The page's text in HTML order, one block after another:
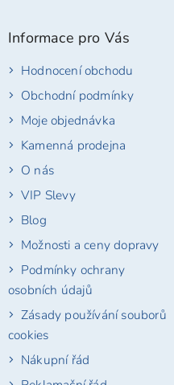
Informace pro Vás
Hodnocení obchodu
Obchodní podmínky
Moje objednávka
Kamenná prodejna
O nás
VIP Slevy
Blog
Možnosti a ceny dopravy
Podmínky ochrany
osobních údajů
Zásady používání souborů
cookies
Nákupní řád